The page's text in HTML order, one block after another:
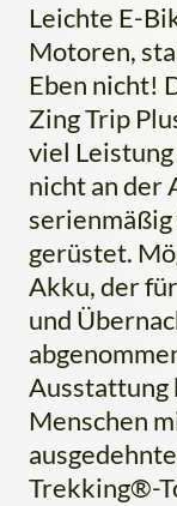
Leichte E-
Motoren,
Eben nicht!
Zing Trip
viel Leistung
nicht an der
gerüstet.
Akku, der
und
Ausstattung
Menschen
Trekking®-